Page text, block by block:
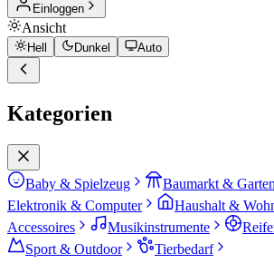
Einloggen
Ansicht
Hell Dunkel Auto
Kategorien
Baby & Spielzeug Baumarkt & Garten
Elektronik & Computer
Haushalt &
Accessoires
Musikinstrumente
Sport & Outdoor
Tierbedarf